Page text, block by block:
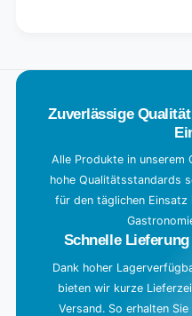
a
Zuverlässige
Alle Produkte in unserem
hohe Qualitätsstandards
für den täglichen Einsatz
Schnelle
Dank hoher
bieten wir kurze
Versand. So erhalten